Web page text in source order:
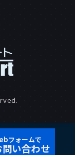
フォームで
問い合わせ